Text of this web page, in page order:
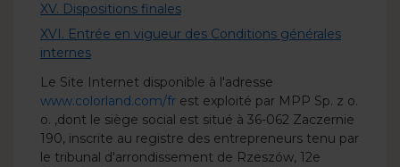
XV. Dispositions finales
XVI. Entrée en vigueur des Conditions générales
internes
Le Site Internet disponible à l'adresse
www.colorland.com/fr est exploité par MPP Sp. z o.
o. ,dont le siège social est situé à 36-062 Zaczernie
190, inscrite au registre des entrepreneurs tenu par
le tribunal d'arrondissement de Rzeszów, 12e